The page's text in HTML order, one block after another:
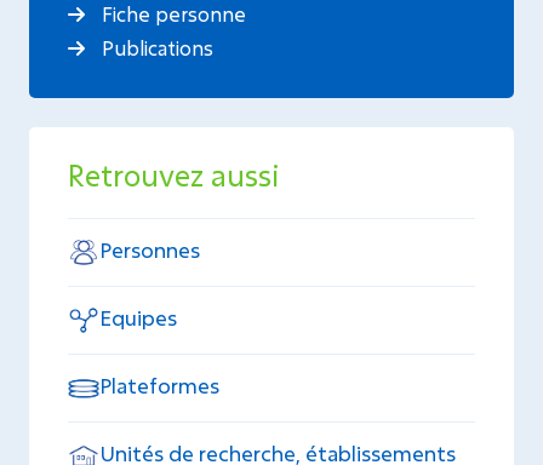
Fiche personne
Publications
Retrouvez aussi
Personnes
Equipes
Plateformes
Unités de recherche, établissements